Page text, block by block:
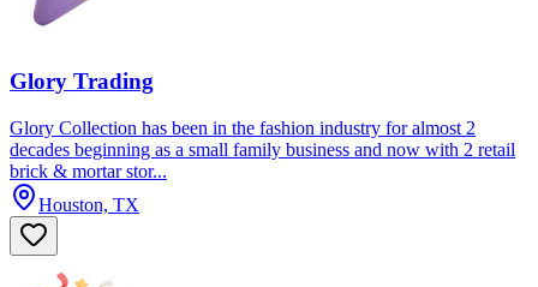
Glory Trading
Glory Collection has been in the fashion industry for almost 2
decades beginning as a small family business and now with 2 retail
brick & mortar stor...
Houston, TX